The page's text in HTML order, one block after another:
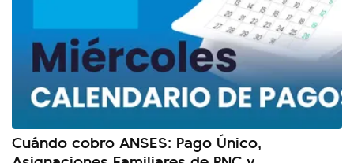
Cuándo cobro ANSES: Pago Único,